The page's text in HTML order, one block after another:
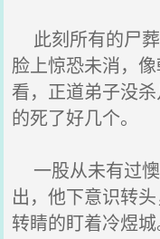
此刻所有的尸葬
脸上惊恐未消，
看，正道弟子没
的死了好几个。
一股从未有过
出，他下意识转
转睛的盯着冷煜城